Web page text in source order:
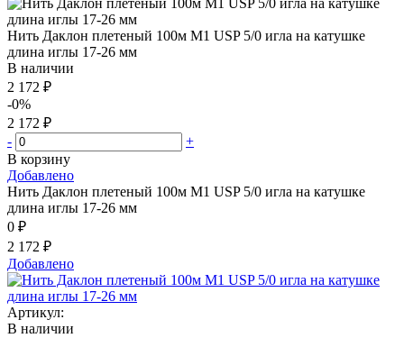
Нить Даклон плетеный 100м М1 USP 5/0 игла на катушке
длина иглы 17-26 мм
В наличии
2 172 ₽
-0%
2 172 ₽
-
+
В корзину
Добавлено
Нить Даклон плетеный 100м М1 USP 5/0 игла на катушке
длина иглы 17-26 мм
0 ₽
2 172 ₽
Добавлено
Артикул:
В наличии